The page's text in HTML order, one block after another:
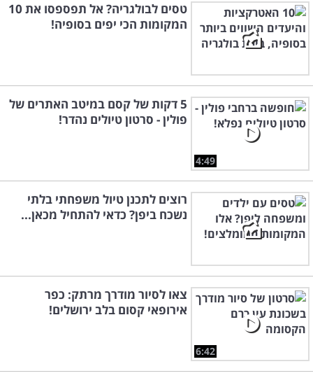
טסים לבולגריה? אל תפספסו את 10
המקומות הכי יפים בסופיה!
4:49
5 דקות של קסם במיטב האתרים של
פולין - סרטון טיולים נהדר!
רוצים לתכנן טיול משפחתי בלתי
נשכח ביפן? כדאי להתחיל מכאן...
6:42
צאו לסיור מודרך מרתק: כפר
אירופאי קסום בלב ירושלים!